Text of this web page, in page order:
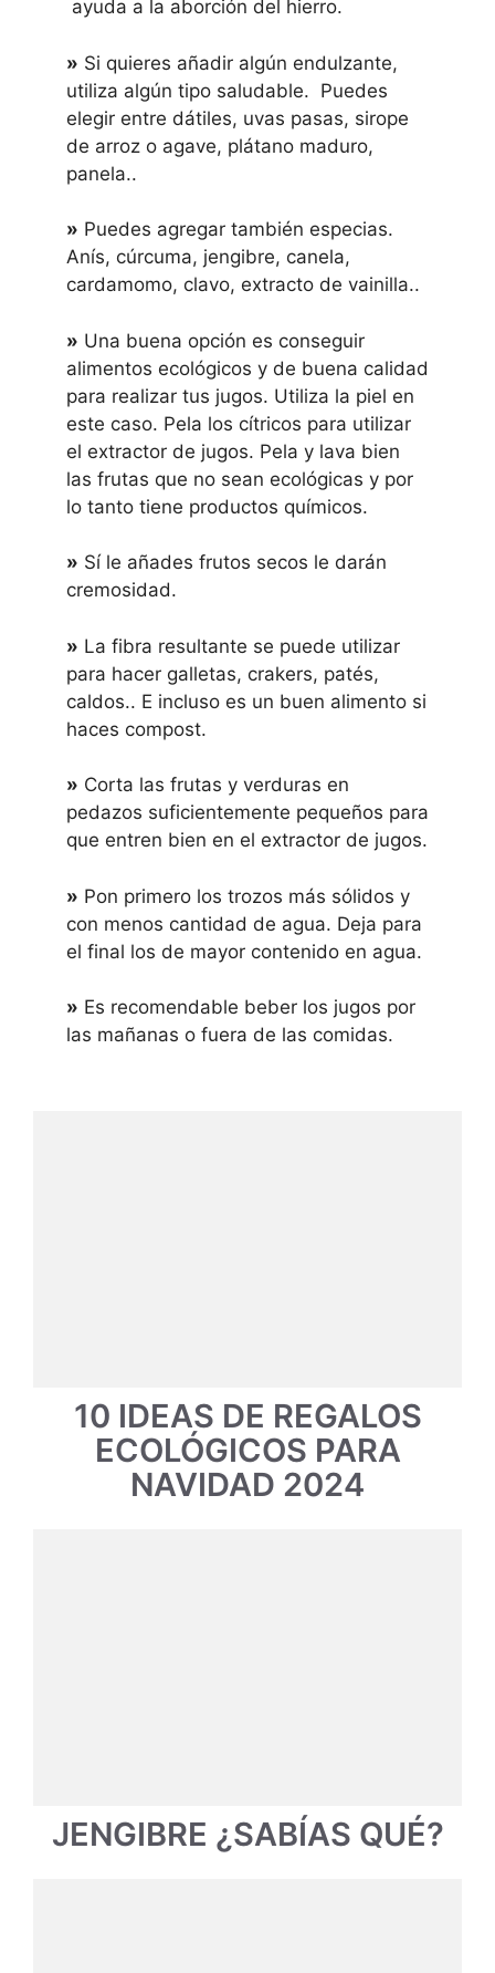
ayuda a la aborción del hierro.
» Si quieres añadir algún endulzante,
utiliza algún tipo saludable. Puedes
elegir entre dátiles, uvas pasas, sirope
de arroz o agave, plátano maduro,
panela..
» Puedes agregar también especias.
Anís, cúrcuma, jengibre, canela,
cardamomo, clavo, extracto de vainilla..
» Una buena opción es conseguir
alimentos ecológicos y de buena calidad
para realizar tus jugos. Utiliza la piel en
este caso. Pela los cítricos para utilizar
el extractor de jugos. Pela y lava bien
las frutas que no sean ecológicas y por
lo tanto tiene productos químicos.
» Sí le añades frutos secos le darán
cremosidad.
» La fibra resultante se puede utilizar
para hacer galletas, crakers, patés,
caldos.. E incluso es un buen alimento si
haces compost.
» Corta las frutas y verduras en
pedazos suficientemente pequeños para
que entren bien en el extractor de jugos.
» Pon primero los trozos más sólidos y
con menos cantidad de agua. Deja para
el final los de mayor contenido en agua.
» Es recomendable beber los jugos por
las mañanas o fuera de las comidas.
10 IDEAS DE REGALOS
ECOLÓGICOS PARA
NAVIDAD 2024
JENGIBRE ¿SABÍAS QUÉ?